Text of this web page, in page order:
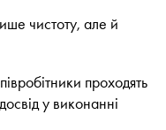
чистоту, але й
проходять
у виконанні